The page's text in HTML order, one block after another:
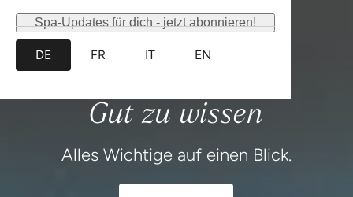
Gut zu wissen
Alles Wichtige auf einen Blick.